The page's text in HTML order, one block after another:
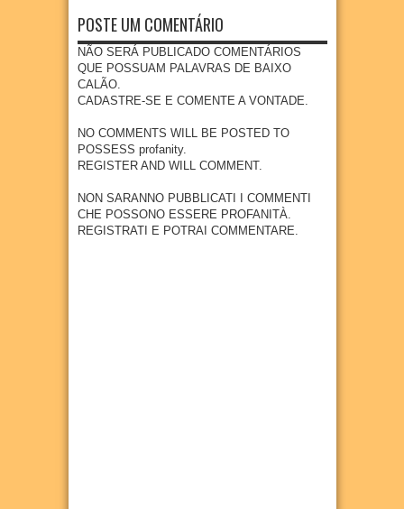
partici
da
Canto
Eliana
o
21
ar
para
Olinda
e
em
mbuc
o
04 Apr 2018
Ponta
de
s
de
Nossa
Senho
ra do
Ó em
Ponta
de
Pedra
s PE
POSTE UM COMENTÁRIO
NÃO SERÁ PUBLICADO COMENTÁRIOS
QUE POSSUAM PALAVRAS DE BAIXO
CALÃO.
CADASTRE-SE E COMENTE A VONTADE.
NO COMMENTS WILL BE POSTED TO
POSSESS profanity.
REGISTER AND WILL COMMENT.
NON SARANNO PUBBLICATI I COMMENTI
CHE POSSONO ESSERE PROFANITÀ.
REGISTRATI E POTRAI COMMENTARE.